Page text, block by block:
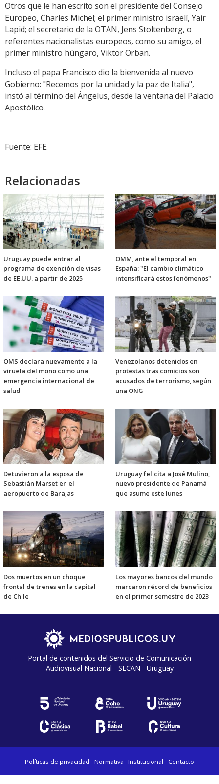
Otros que le han escrito son el presidente del Consejo
Europeo, Charles Michel; el primer ministro israelí, Yair
Lapid; el secretario de la OTAN, Jens Stoltenberg, o
referentes nacionalistas europeos, como su amigo, el
primer ministro húngaro, Viktor Orban.
Incluso el papa Francisco dio la bienvenida al nuevo
Gobierno: "Recemos por la unidad y la paz de Italia",
instó al término del Ángelus, desde la ventana del Palacio
Apostólico.
Fuente: EFE.
Relacionadas
Uruguay puede entrar al
programa de exención de visas
de EE.UU. a partir de 2025
OMM, ante el temporal en
España: "El cambio climático
intensificará estos fenómenos"
OMS declara nuevamente a la
viruela del mono como una
emergencia internacional de
salud
Venezolanos detenidos en
protestas tras comicios son
acusados de terrorismo, según
una ONG
Detuvieron a la esposa de
Sebastián Marset en el
aeropuerto de Barajas
Uruguay felicita a José Mulino,
nuevo presidente de Panamá
que asume este lunes
Dos muertos en un choque
frontal de trenes en la capital
de Chile
Los mayores bancos del mundo
marcaron récord de beneficios
en el primer semestre de 2023
Portal de contenidos del Servicio de Comunicación
Audiovisual Nacional - SECAN - Uruguay
Políticas de privacidad Normativa Institucional Contacto